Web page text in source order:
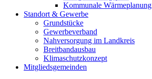
Kommunale Wärmeplanung
Standort & Gewerbe
Grundstücke
Gewerbeverband
Nahversorgung im Landkreis
Breitbandausbau
Klimaschutzkonzept
Mitgliedsgemeinden